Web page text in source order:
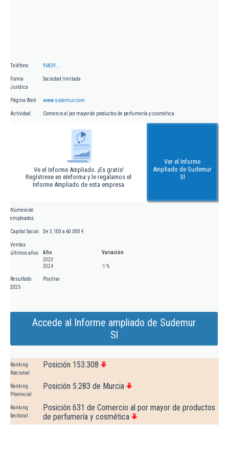
Teléfono 96829...
Forma
Jurídica
Sociedad limitada
Página Web www.sudemur.com
Actividad Comercio al por mayor de productos de perfumería y cosmética
Ve el Informe Ampliado. ¡Es gratis!
Regístrese en eInforma y le regalamos el
Informe Ampliado de esta empresa
Ver el Informe
Ampliado de Sudemur
Sl
Número de
empleados
Capital Social De 3.100 a 60.000 €
Ventas
últimos años
Año
Variación
2023
2024
-1 %
Resultado
2025
Positivo
Accede al Informe ampliado de Sudemur
Sl
Ranking
Nacional
Posición 153.308
Ranking
Provincial
Posición 5.283 de Murcia
Ranking
Sectorial
Posición 631 de Comercio al por mayor de productos
de perfumería y cosmética